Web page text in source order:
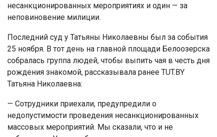
несанкционированных мероприятиях и один — за
неповиновение милиции.
Последний суд у Татьяны Николаевны был за события
25 ноября. В тот день на главной площади Белоозерска
собралась группа людей, чтобы выпить чая в честь дня
рождения знакомой, рассказывала ранее TUT.BY
Татьяна Николаевна:
— Сотрудники приехали, предупредили о
недопустимости проведения несанкционированных
массовых мероприятий. Мы сказали, что и не